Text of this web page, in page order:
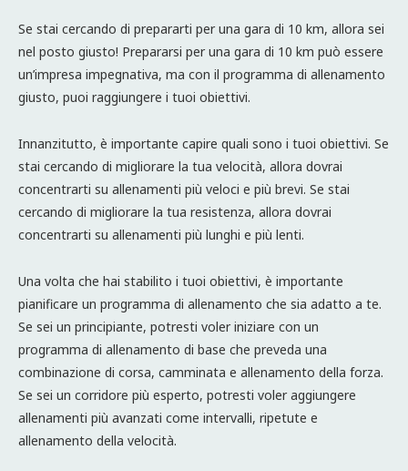
Se stai cercando di prepararti per una gara di 10 km, allora sei
nel posto giusto! Prepararsi per una gara di 10 km può essere
un’impresa impegnativa, ma con il programma di allenamento
giusto, puoi raggiungere i tuoi obiettivi.
Innanzitutto, è importante capire quali sono i tuoi obiettivi. Se
stai cercando di migliorare la tua velocità, allora dovrai
concentrarti su allenamenti più veloci e più brevi. Se stai
cercando di migliorare la tua resistenza, allora dovrai
concentrarti su allenamenti più lunghi e più lenti.
Una volta che hai stabilito i tuoi obiettivi, è importante
pianificare un programma di allenamento che sia adatto a te.
Se sei un principiante, potresti voler iniziare con un
programma di allenamento di base che preveda una
combinazione di corsa, camminata e allenamento della forza.
Se sei un corridore più esperto, potresti voler aggiungere
allenamenti più avanzati come intervalli, ripetute e
allenamento della velocità.